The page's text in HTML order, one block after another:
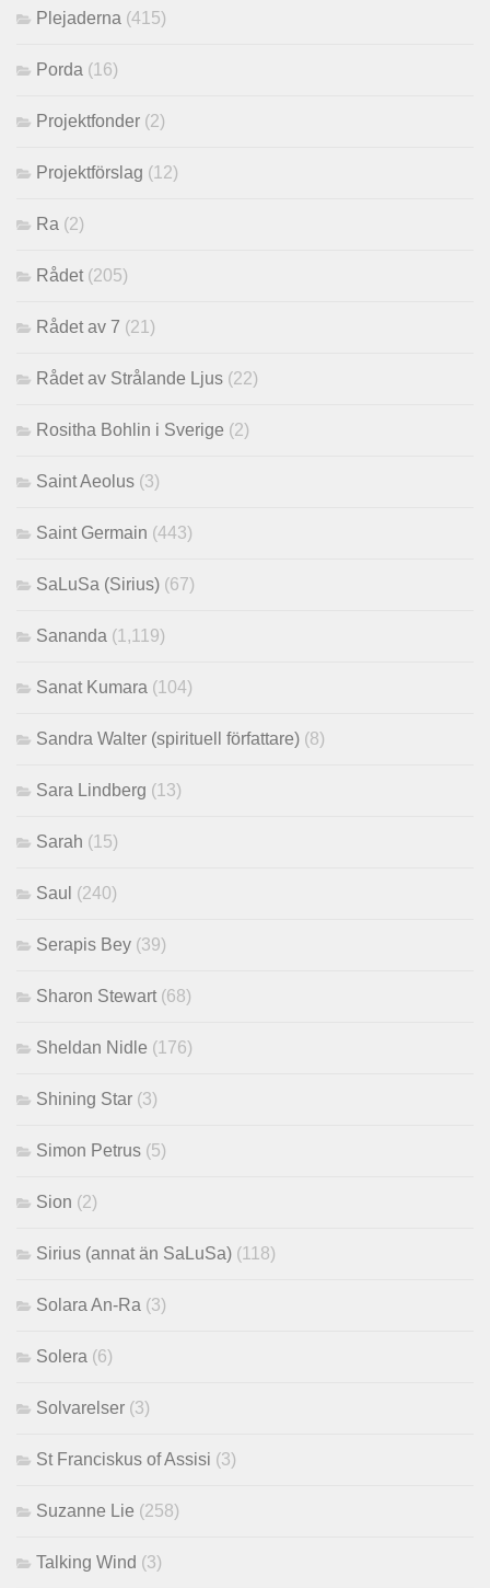
Plejaderna (415)
Porda (16)
Projektfonder (2)
Projektförslag (12)
Ra (2)
Rådet (205)
Rådet av 7 (21)
Rådet av Strålande Ljus (22)
Rositha Bohlin i Sverige (2)
Saint Aeolus (3)
Saint Germain (443)
SaLuSa (Sirius) (67)
Sananda (1,119)
Sanat Kumara (104)
Sandra Walter (spirituell författare) (8)
Sara Lindberg (13)
Sarah (15)
Saul (240)
Serapis Bey (39)
Sharon Stewart (68)
Sheldan Nidle (176)
Shining Star (3)
Simon Petrus (5)
Sion (2)
Sirius (annat än SaLuSa) (118)
Solara An-Ra (3)
Solera (6)
Solvarelser (3)
St Franciskus of Assisi (3)
Suzanne Lie (258)
Talking Wind (3)